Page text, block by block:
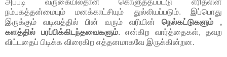
நம்பகத்தன்மையும் மனக்காட்சியும் துல்லியப்படும். இப்பொது
இருக்கும் வடிவத்தில் பின் வரும் வரியின் நெல்கட்டுகளும் ,
களத்தில் பரப்பிக்கிடந்தவைகளும். என்கிற வார்த்தைகள், தவற
விட்டதைப் பிடிக்க விரைகிற எத்தனமாகவே இருக்கின்றன.